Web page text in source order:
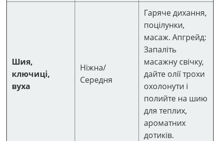
Шия,
ключиці,
вуха
Ніжна/
Середня
Гаряче дихання,
поцілунки,
масаж. Апгрейд:
Запаліть
масажну свічку,
дайте олії трохи
охолонути і
полийте на шию
для теплих,
ароматних
дотиків.